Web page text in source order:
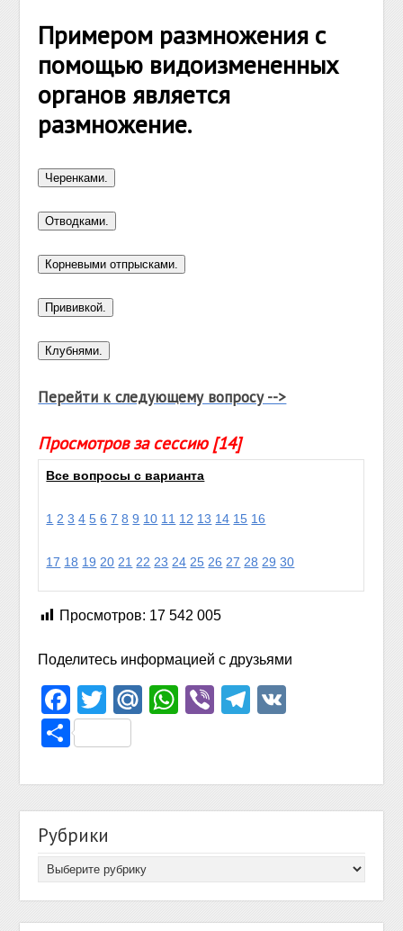
Примером размножения с
помощью видоизмененных
органов является
размножение.
Перейти к следующему вопросу -->
Просмотров за сессию [14]
Все вопросы с варианта
1 2 3 4 5 6 7 8 9 10 11 12 13 14 15 16
17 18 19 20 21 22 23 24 25 26 27 28 29 30
Просмотров: 17 542 005
Поделитесь информацией с друзьями
Facebook
TwitterMail.Ru
WhatsApp
ViberTelegram
Отправить
Рубрики